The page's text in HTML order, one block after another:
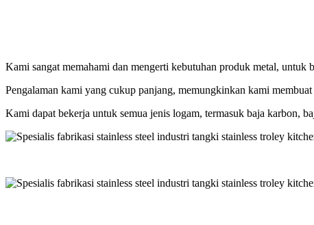
Kami sangat memahami dan mengerti kebutuhan produk metal,
Pengalaman kami yang cukup panjang, memungkinkan kami
Kami dapat bekerja untuk semua jenis logam, termasuk baja karbon,